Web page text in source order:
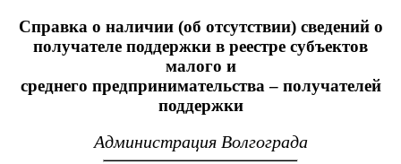
Справка о наличии (об отсутствии) сведений о
получателе поддержки в реестре субъектов
малого и
среднего предпринимательства – получателей
поддержки
Администрация Волгограда